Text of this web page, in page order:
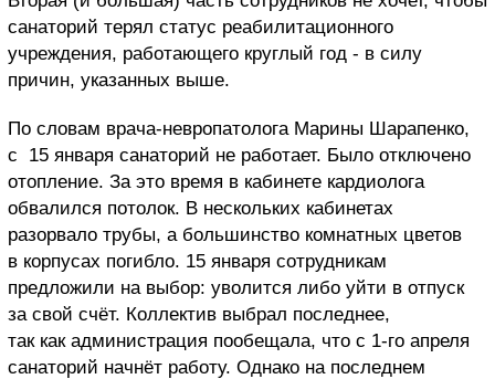
санаторий терял статус реабилитационного
учреждения, работающего круглый год - в силу
причин, указанных выше.
По словам врача-невропатолога Марины Шарапенко,
с 15 января санаторий не работает. Было отключено
отопление. За это время в кабинете кардиолога
обвалился потолок. В нескольких кабинетах
разорвало трубы, а большинство комнатных цветов
в корпусах погибло. 15 января сотрудникам
предложили на выбор: уволится либо уйти в отпуск
за свой счёт. Коллектив выбрал последнее,
так как администрация пообещала, что с 1-го апреля
санаторий начнёт работу. Однако на последнем